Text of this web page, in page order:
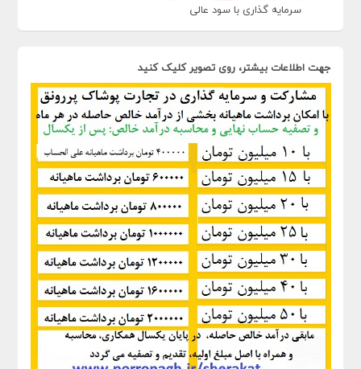
سرمایه گذاری با سود عالی
جهت اطلاعات بیشتر، روی تصویر کلیک کنید